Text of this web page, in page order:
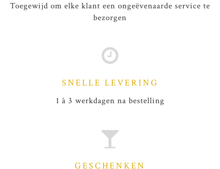
Toegewijd om elke klant een ongeëvenaarde service te
bezorgen
SNELLE LEVERING
1 à 3 werkdagen na bestelling
GESCHENKEN